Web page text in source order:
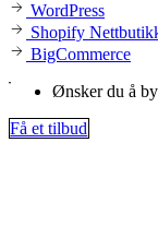
WordPress
Shopify
BigCommerce
Ønsker du å
Få et tilbud